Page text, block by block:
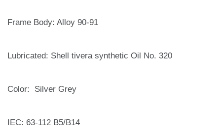
Frame Body: Alloy 90-91
Lubricated: Shell tivera synthetic Oil No. 320
Color: Silver Grey
IEC: 63-112 B5/B14